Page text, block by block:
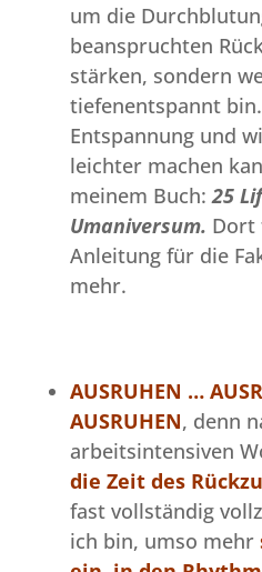
um die
beanspruchten
stärken, sondern
tiefenentspannt
Entspannung und
leichter machen
meinem Buch:25
Umaniversum. Dort
Anleitung für die
mehr.
AUSRUHEN …
AUSRUHEN, denn
arbeitsintensiven
die Zeit des
fast vollständig
ich bin, umso mehr